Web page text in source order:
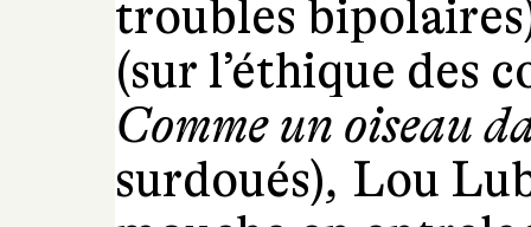
troubles
(sur l’éthique des
Comme un oiseau
surdoués), Lou